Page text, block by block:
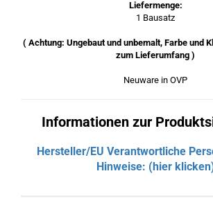
Liefermenge:
1 Bausatz
( Achtung: Ungebaut und unbemalt, Farbe und
zum Lieferumfang )
Neuware in OVP
Informationen zur
Hersteller/EU Verantwortliche
Hinweise: (hier